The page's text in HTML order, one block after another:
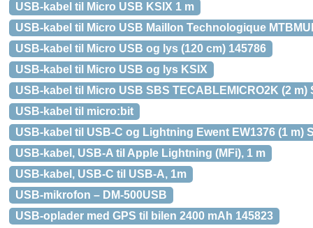
USB-kabel til Micro USB KSIX 1 m
USB-kabel til Micro USB Maillon Technologique
USB-kabel til Micro USB og lys (120 cm) 145786
USB-kabel til Micro USB og lys KSIX
USB-kabel til Micro USB SBS TECABLEMICRO2K (2 m)
USB-kabel til micro:bit
USB-kabel til USB-C og Lightning Ewent EW1376 (1 m)
USB-kabel, USB-A til Apple Lightning (MFi), 1 m
USB-kabel, USB-C til USB-A, 1m
USB-mikrofon – DM-500USB
USB-oplader med GPS til bilen 2400 mAh 145823